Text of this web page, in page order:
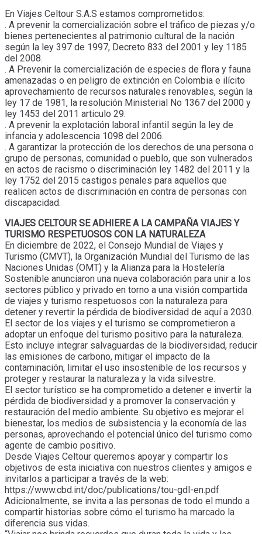
En Viajes Celtour S.A.S estamos comprometidos:
. A prevenir la comercialización sobre el tráfico de piezas y/o
bienes pertenecientes al patrimonio cultural de la nación
según la ley 397 de 1997, Decreto 833 del 2001 y ley 1185
del 2008.
. A Prevenir la comercialización de especies de flora y fauna
amenazadas o en peligro de extinción en Colombia e ilícito
aprovechamiento de recursos naturales renovables, según la
ley 17 de 1981, la resolución Ministerial No 1367 del 2000 y
ley 1453 del 2011 articulo 29.
. A prevenir la explotación laboral infantil según la ley de
infancia y adolescencia 1098 del 2006.
. A garantizar la protección de los derechos de una persona o
grupo de personas, comunidad o pueblo, que son vulnerados
en actos de racismo o discriminación ley 1482 del 2011 y la
ley 1752 del 2015 castigos penales para aquellos que
realicen actos de discriminación en contra de personas con
discapacidad.
VIAJES CELTOUR SE ADHIERE A LA CAMPAÑA VIAJES Y
TURISMO RESPETUOSOS CON LA NATURALEZA
En diciembre de 2022, el Consejo Mundial de Viajes y
Turismo (CMVT), la Organización Mundial del Turismo de las
Naciones Unidas (OMT) y la Alianza para la Hostelería
Sostenible anunciaron una nueva colaboración para unir a los
sectores público y privado en torno a una visión compartida
de viajes y turismo respetuosos con la naturaleza para
detener y revertir la pérdida de biodiversidad de aquí a 2030.
El sector de los viajes y el turismo se comprometieron a
adoptar un enfoque del turismo positivo para la naturaleza.
Esto incluye integrar salvaguardas de la biodiversidad, reducir
las emisiones de carbono, mitigar el impacto de la
contaminación, limitar el uso insostenible de los recursos y
proteger y restaurar la naturaleza y la vida silvestre.
El sector turístico se ha comprometido a detener e invertir la
pérdida de biodiversidad y a promover la conservación y
restauración del medio ambiente. Su objetivo es mejorar el
bienestar, los medios de subsistencia y la economía de las
personas, aprovechando el potencial único del turismo como
agente de cambio positivo.
Desde Viajes Celtour queremos apoyar y compartir los
objetivos de esta iniciativa con nuestros clientes y amigos e
invitarlos a participar a través de la web:
https://www.cbd.int/doc/publications/tou-gdl-en.pdf
Adicionalmente, se invita a las personas de todo el mundo a
compartir historias sobre cómo el turismo ha marcado la
diferencia sus vidas.